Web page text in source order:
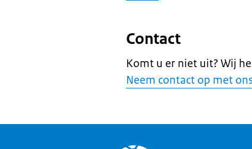
Contact
Komt u er niet uit? Wij
Neem contact op met